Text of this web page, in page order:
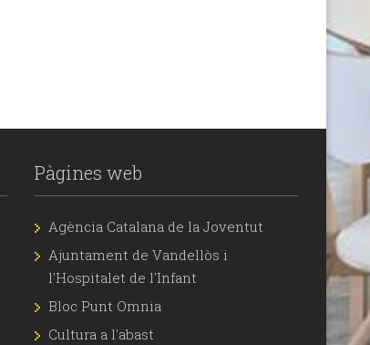
Pàgines web
Agència Catalana de la Joventut
Ajuntament de Vandellòs i
l'Hospitalet de l'Infant
Bloc Punt Omnia
Cultura a l'abast